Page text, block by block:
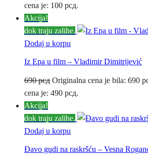
cena je: 100 рсд.
Akcija!
dok traju zalihe.
Dodaj u korpu
Iz Epa u film – Vladimir Dimitrijević
690рсд Originalna cena je bila: 690
cena je: 490 рсд.
Akcija!
dok traju zalihe.
Dodaj u korpu
Đavo gudi na raskršću – Vesna